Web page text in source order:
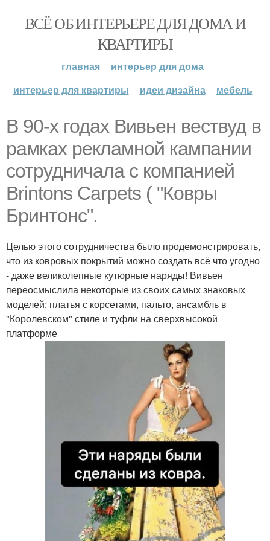
ВСЁ ОБ ИНТЕРЬЕРЕ ДЛЯ ДОМА И
КВАРТИРЫ
главная
интерьер для дома
интерьер для квартиры
идеи дизайна мебель
В 90-х годах Вивьен вествуд в
рамках рекламной кампании
сотрудничала с компанией
Brintons Carpets ( "Ковры
Бринтонс".
Целью этого сотрудничества было продемонстрировать,
что из ковровых покрытий можно создать всё что угодно
- даже великолепные кутюрные наряды! Вивьен
переосмыслила некоторые из своих самых знаковых
моделей: платья с корсетами, пальто, ансамбль в
"Королевском" стиле и туфли на сверхвысокой
платформе